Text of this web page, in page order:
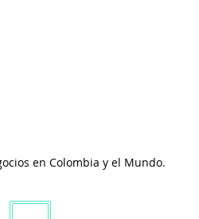
en Colombia y el Mundo.